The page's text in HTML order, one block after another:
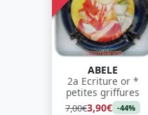
ABELE
2a Ecriture or *
petites griffures
7,00€3,90€ -44%